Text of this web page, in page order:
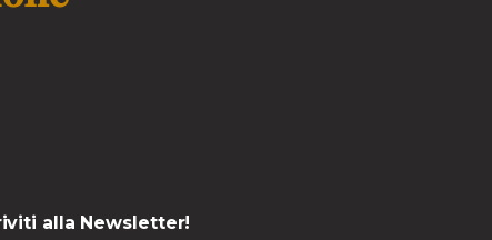
alla Newsletter!